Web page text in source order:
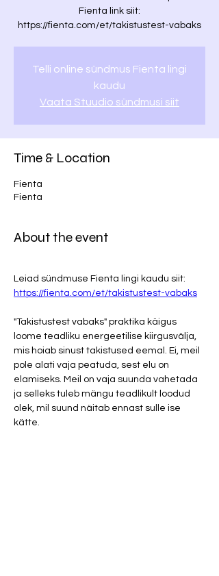
Fienta link siit:
https://fienta.com/et/takistustest-vabaks
Telli online sündmus Fienta lingi
kaudu
Vaata Stuudio sündmusi siit
Time & Location
Fienta
Fienta
About the event
Leiad sündmuse Fienta lingi kaudu siit:
https://fienta.com/et/takistustest-vabaks
"Takistustest vabaks" praktika käigus
loome teadliku energeetilise kiirgusvälja,
mis hoiab sinust takistused eemal. Ei, meil
pole alati vaja peatuda, sest elu on
elamiseks. Meil on vaja suunda vahetada
ja selleks tuleb mängu teadlikult loodud
olek, mil suund näitab ennast sulle ise
kätte.